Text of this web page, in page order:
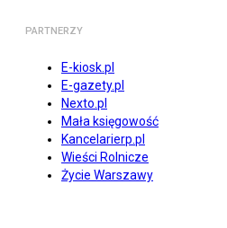
PARTNERZY
E-kiosk.pl
E-gazety.pl
Nexto.pl
Mała księgowość
Kancelarierp.pl
Wieści Rolnicze
Życie Warszawy